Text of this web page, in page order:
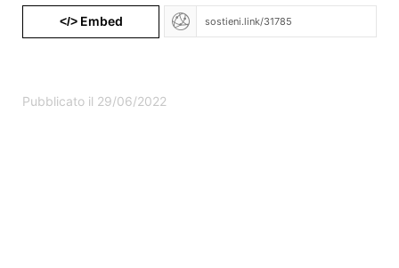
</>Embed
Pubblicato il 29/06/2022